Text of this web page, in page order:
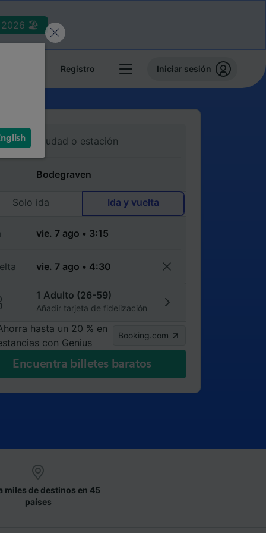
2026 🏖️
Registro Iniciar sesión
Solo ida Ida y vuelta
1 Adulto (26-59)
Añadir tarjeta de fidelización
hasta un 20 % en
con Genius
Booking.com
Encuentra billetes baratos
miles de destinos en 45
países